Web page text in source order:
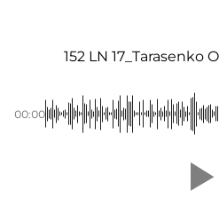
152 LN 17_Tarasenko
00:00